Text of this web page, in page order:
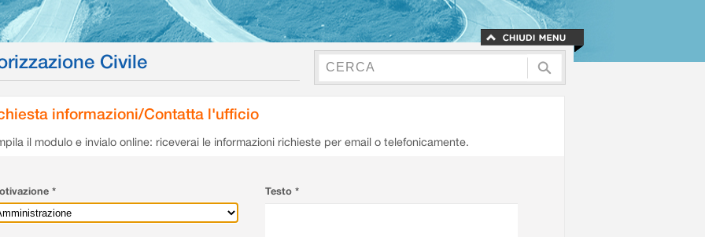
Civile
informazioni/Contatta l'ufficio
il modulo e invialo online: riceverai le informazioni richieste per email o telefonicamente.
* Testo *